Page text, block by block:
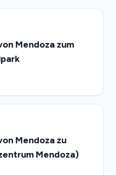
Mendoza zum
Mendoza zu
Mendoza)